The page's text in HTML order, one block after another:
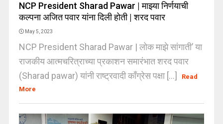
NCP President Sharad Pawar | माझ्या निर्णयाची
कल्पना अजित पवार यांना दिली होती | शरद पवार
May 5, 2023
NCP President Sharad Pawar | लोक माझे सांगाती’ या
राजकीय आत्मचरित्राच्या प्रकाशन समारंभात शरद पवार
(Sharad pawar) यांनी राष्ट्रवादी काँग्रेस पक्षा [...]
Read
More